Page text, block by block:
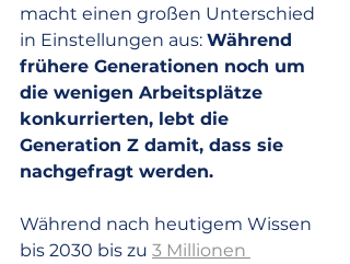
macht einen großen Unterschied
in Einstellungen aus: Während
frühere Generationen noch um
die wenigen Arbeitsplätze
konkurrierten, lebt die
Generation Z damit, dass sie
nachgefragt werden.
Während nach heutigem Wissen
bis 2030 bis zu 3 Millionen